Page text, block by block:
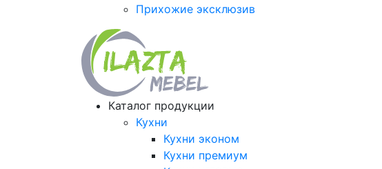
Прихожие эксклюзив
Каталог продукции
Кухни
Кухни эконом
Кухни премиум